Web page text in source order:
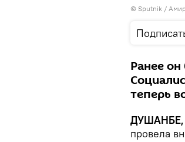
© Sputnik /
Ранее
теперь
ДУШАНБЕ,
провела